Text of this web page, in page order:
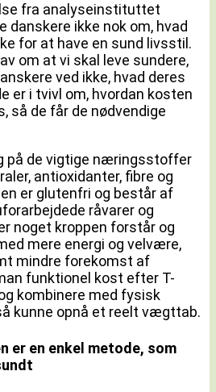
fra analyseinstituttet
danskere ikke nok om, hvad
for at have en sund livsstil.
om at vi skal leve sundere,
ved ikke, hvad deres
er i tvivl om, hvordan kosten
de får de nødvendige
på de vigtige næringsstoffer
antioxidanter, fibre og
er glutenfri og består af
råvarer og
noget kroppen forstår og
mere energi og velvære,
mindre forekomst af
funktionel kost efter T-
kombinere med fysisk
kunne opnå et reelt vægttab.
er en enkel metode, som